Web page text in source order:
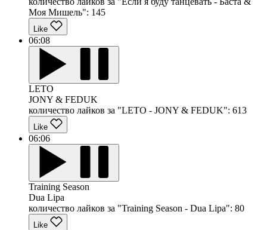
Моя Мишель": 145
Like
06:08
LETO
JONY & FEDUK
количество лайков за "LETO - JONY & FEDUK": 613
Like
06:06
Training Season
Dua Lipa
количество лайков за "Training Season - Dua Lipa": 80
Like